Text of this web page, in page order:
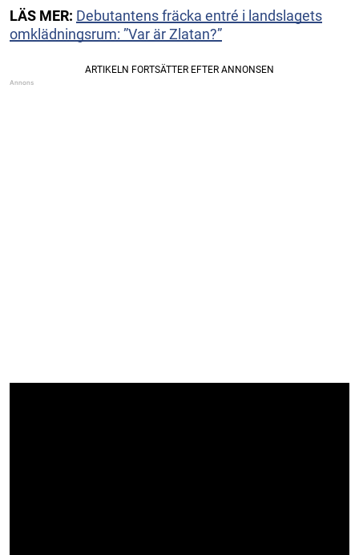
LÄS MER: Debutantens fräcka entré i landslagets
omklädningsrum: ”Var är Zlatan?”